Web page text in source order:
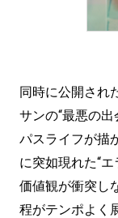
同時に公開され
サンの“最悪の
パスライフが描
に突如現れた“
価値観が衝突し
程がテンポよく